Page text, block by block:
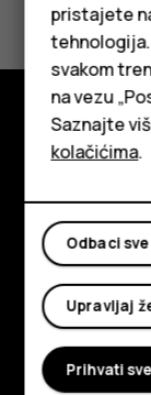
Tableti
Istražite
Planet and
Podrška
Facebook
pristajete
svakom
na vezu
Saznajte
kolačićima.
Odbaci sve
Upravljaj
Prihvati sve